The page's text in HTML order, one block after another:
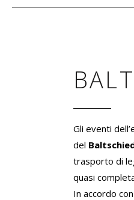
Gli eventi
del
trasporto di
quasi
In accordo